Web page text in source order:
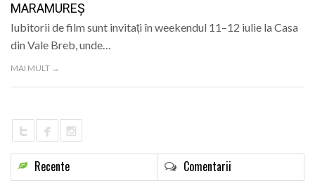
SPORT
SPECIAL
POLITIC
MARAMUREȘ
Iubitorii de film sunt invitați în weekendul 11–12 iulie la Casa
din Vale Breb, unde…
MAI MULT →
Recente Comentarii